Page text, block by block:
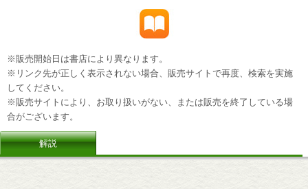
※販売開始日は書店により異なります。
※リンク先が正しく表示されない場合、販売サイトで再度、検索を実施
してください。
※販売サイトにより、お取り扱いがない、または販売を終了している場
合がございます。
解説